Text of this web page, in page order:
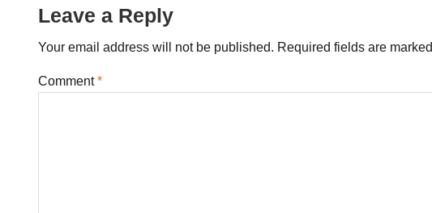
Leave a Reply
Your email address will not be published. Required fields are marked
Comment*